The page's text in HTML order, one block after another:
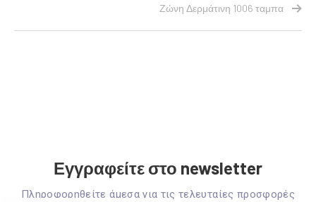
Ζώνη Δερμάτινη 1006 ταμπα
Εγγραφείτε στο newsletter
Πληροφορηθείτε άμεσα για τις τελευταίες προσφορές